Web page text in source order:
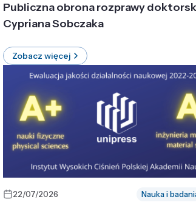
Publiczna obrona rozprawy
Cypriana Sobczaka
Zobacz więcej
22/07/2026 Nauka i